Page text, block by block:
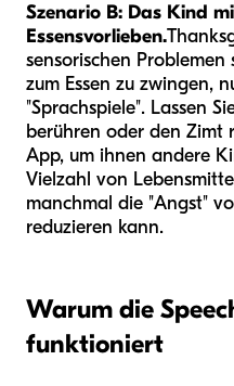
Szenario B: Das Kind
Essensvorlieben.
sensorischen
zum Essen zu zwingen,
"Sprachspiele". Lassen
berühren oder den Zimt
App, um ihnen andere
Vielzahl von
manchmal die "Angst"
reduzieren kann.
Warum die
funktioniert